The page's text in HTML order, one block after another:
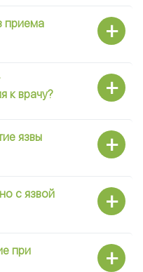
приема
к врачу?
язвы
с язвой
при